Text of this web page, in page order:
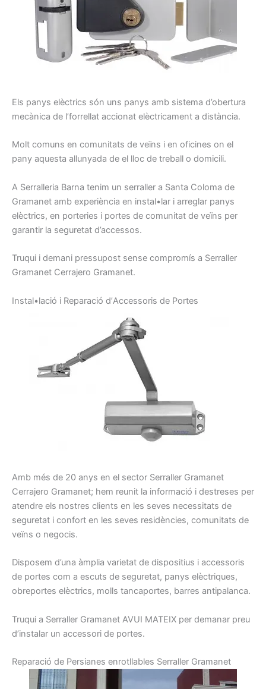
Els panys elèctrics són uns panys amb sistema d’obertura
mecànica de l’forrellat accionat elèctricament a distància.
Molt comuns en comunitats de veïns i en oficines on el
pany aquesta allunyada de el lloc de treball o domicili.
A Serralleria Barna tenim un serraller a Santa Coloma de
Gramanet amb experiència en instal•lar i arreglar panys
elèctrics, en porteries i portes de comunitat de veïns per
garantir la seguretat d’accessos.
Truqui i demani pressupost sense compromís a Serraller
Gramanet Cerrajero Gramanet.
Instal•lació i Reparació d’Accessoris de Portes
Amb més de 20 anys en el sector Serraller Gramanet
Cerrajero Gramanet; hem reunit la informació i destreses per
atendre els nostres clients en les seves necessitats de
seguretat i confort en les seves residències, comunitats de
veïns o negocis.
Disposem d’una àmplia varietat de dispositius i accessoris
de portes com a escuts de seguretat, panys elèctriques,
obreportes elèctrics, molls tancaportes, barres antipalanca.
Truqui a Serraller Gramanet AVUI MATEIX per demanar preu
d’instalar un accessori de portes.
Reparació de Persianes enrotllables Serraller Gramanet